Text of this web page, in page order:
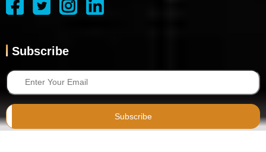
Subscribe
Subscribe